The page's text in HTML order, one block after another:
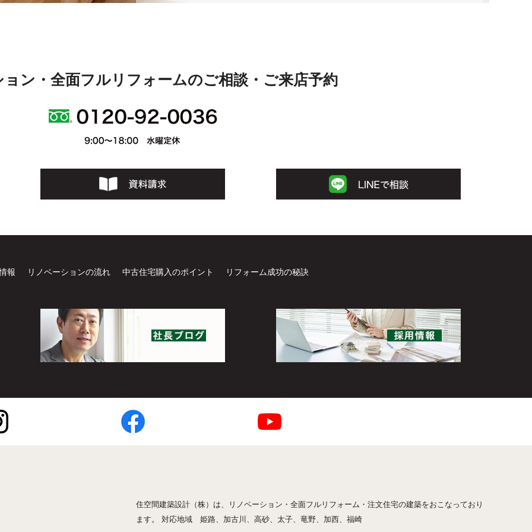
ン・全面フルリフォームのご相談・ご来店予約
報 リノベーションの流れ 中古住宅購入のポイント リフォーム成功の秘訣
住空間建築設計（株）は、リノベーション・全面フルリフォーム・注文住宅の建築をおこなっており
ます。 対応地域 姫路、加古川、高砂、太子、竜野、加西、福崎